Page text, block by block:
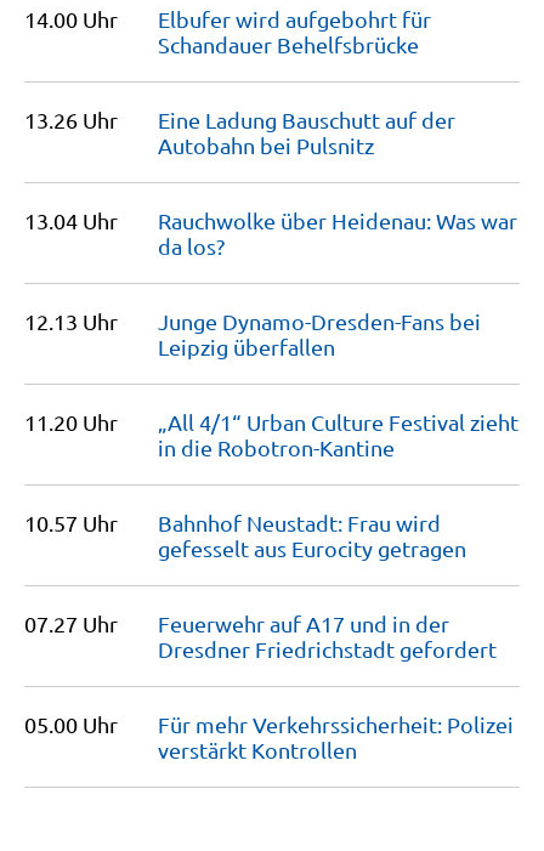
14.00 Uhr
Elbufer wird aufgebohrt für
Schandauer Behelfsbrücke
13.26 Uhr
Eine Ladung Bauschutt auf der
Autobahn bei Pulsnitz
13.04 Uhr
Rauchwolke über Heidenau: Was war
da los?
12.13 Uhr
Junge Dynamo-Dresden-Fans bei
Leipzig überfallen
11.20 Uhr
„All 4/1“ Urban Culture Festival zieht
in die Robotron-Kantine
10.57 Uhr
Bahnhof Neustadt: Frau wird
gefesselt aus Eurocity getragen
07.27 Uhr
Feuerwehr auf A17 und in der
Dresdner Friedrichstadt gefordert
05.00 Uhr
Für mehr Verkehrssicherheit: Polizei
verstärkt Kontrollen